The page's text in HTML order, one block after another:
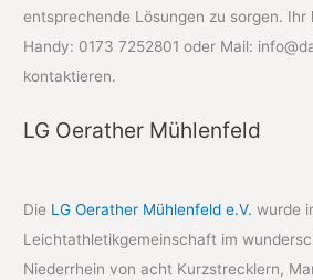
entsprechende Lösungen zu sorgen.
Handy: 0173 7252801 oder Mail:
kontaktieren.
LG Oerather Mühlenfeld
Die LG Oerather Mühlenfeld e.V. wurde
Leichtathletikgemeinschaft im
Niederrhein von acht Kurzstrecklern,